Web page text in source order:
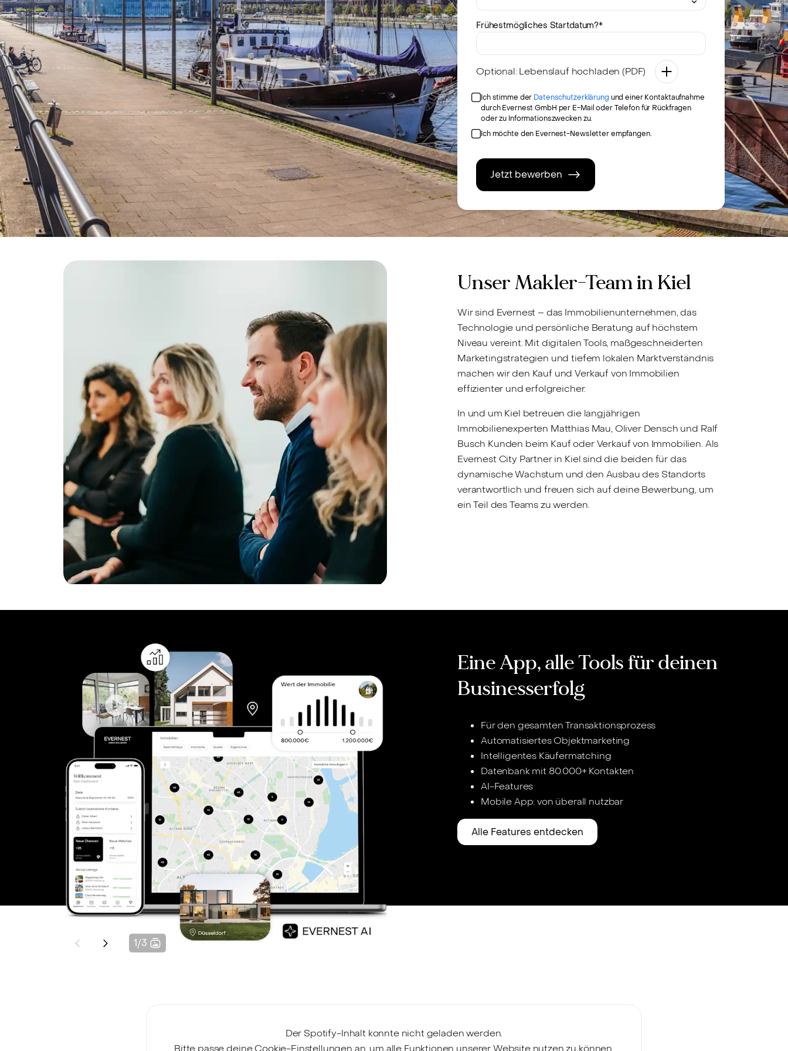
Frühestmögliches Startdatum?*
Optional: Lebenslauf hochladen (PDF)
Ich stimme der Datenschutzerklärung und einer Kontaktaufnahme
durch Evernest GmbH per E-Mail oder Telefon für Rückfragen
oder zu Informationszwecken zu.
Ich möchte den Evernest-Newsletter empfangen.
Jetzt bewerben
Unser Makler-Team in Kiel
Wir sind Evernest – das Immobilienunternehmen, das
Technologie und persönliche Beratung auf höchstem
Niveau vereint. Mit digitalen Tools, maßgeschneiderten
Marketingstrategien und tiefem lokalen Marktverständnis
machen wir den Kauf und Verkauf von Immobilien
effizienter und erfolgreicher.
In und um Kiel betreuen die langjährigen
Immobilienexperten Matthias Mau, Oliver Densch und Ralf
Busch Kunden beim Kauf oder Verkauf von Immobilien. Als
Evernest City Partner in Kiel sind die beiden für das
dynamische Wachstum und den Ausbau des Standorts
verantwortlich und freuen sich auf deine Bewerbung, um
ein Teil des Teams zu werden.
Eine App, alle Tools für deinen
Businesserfolg
Für den gesamten Transaktionsprozess
Automatisiertes Objektmarketing
Intelligentes Käufermatching
Datenbank mit 80.000+ Kontakten
AI-Features
Mobile App: von überall nutzbar
Alle Features entdecken
1/3
Der Spotify-Inhalt konnte nicht geladen werden.
Bitte passe deine Cookie-Einstellungen an, um alle Funktionen unserer Website nutzen zu können.